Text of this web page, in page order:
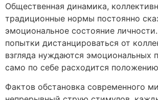
Общественная динамика,
традиционные нормы постоянно
эмоциональное состояние
попытки дистанцироваться от
взгляда нуждаются эмоциональных
само по себе расходится
Фактов обстановка современного